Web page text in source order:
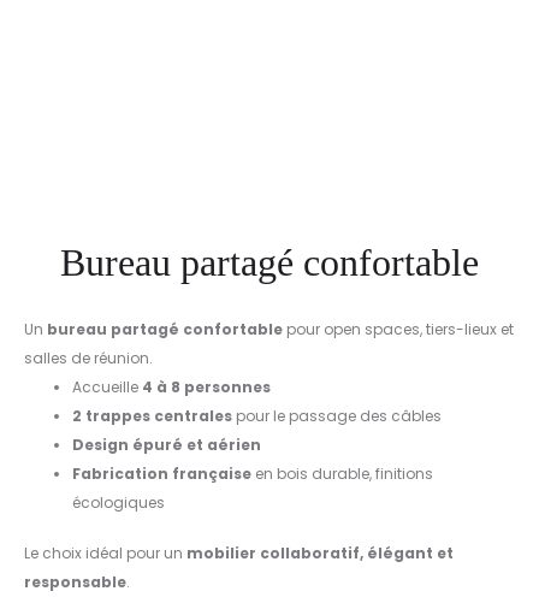
Bureau partagé confortable
Un bureau partagé confortable pour open spaces, tiers-lieux et
salles de réunion.
Accueille 4 à 8 personnes
2 trappes centrales pour le passage des câbles
Design épuré et aérien
Fabrication française en bois durable, finitions
écologiques
Le choix idéal pour un mobilier collaboratif, élégant et
responsable.